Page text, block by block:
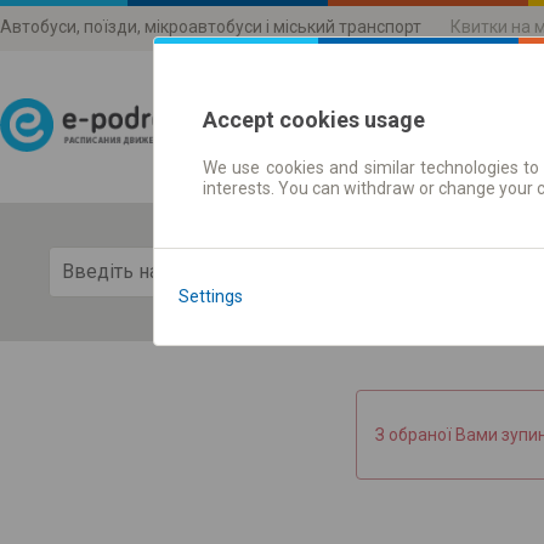
Автобуси, поїзди, мікроавтобуси і міський транспорт Квитки на
Розклади руху
З обраної Вами
Accept cookies usage
We use cookies and similar technologies
interests. You can withdraw or change
Settings